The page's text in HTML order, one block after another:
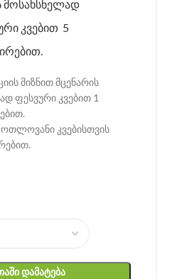
მოსახსნელად
კვებით 5
მიზნით მცენარის
ფესვური კვებით 1
კვებისთვის
ᲓᲐᲛᲐᲢᲔᲑᲐ